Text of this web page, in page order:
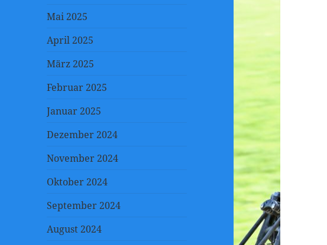
Mai 2025
April 2025
März 2025
Februar 2025
Januar 2025
Dezember 2024
November 2024
Oktober 2024
September 2024
August 2024